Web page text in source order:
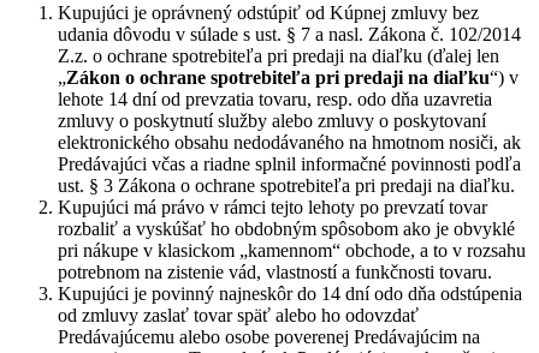
Kupujúci je oprávnený odstúpiť od Kúpnej zmluvy bez
udania dôvodu v súlade s ust. § 7 a nasl. Zákona č. 102/2014
Z.z. o ochrane spotrebiteľa pri predaji na diaľku (ďalej len
„Zákon o ochrane spotrebiteľa pri predaji na diaľku“) v
lehote 14 dní od prevzatia tovaru, resp. odo dňa uzavretia
zmluvy o poskytnutí služby alebo zmluvy o poskytovaní
elektronického obsahu nedodávaného na hmotnom nosiči, ak
Predávajúci včas a riadne splnil informačné povinnosti podľa
ust. § 3 Zákona o ochrane spotrebiteľa pri predaji na diaľku.
Kupujúci má právo v rámci tejto lehoty po prevzatí tovar
rozbaliť a vyskúšať ho obdobným spôsobom ako je obvyklé
pri nákupe v klasickom „kamennom“ obchode, a to v rozsahu
potrebnom na zistenie vád, vlastností a funkčnosti tovaru.
Kupujúci je povinný najneskôr do 14 dní odo dňa odstúpenia
od zmluvy zaslať tovar späť alebo ho odovzdať
Predávajúcemu alebo osobe poverenej Predávajúcim na